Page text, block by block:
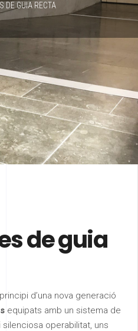
DE GUIA RECTA
de guia
d’una nova generació
equipats amb un sistema de
operabilitat, uns